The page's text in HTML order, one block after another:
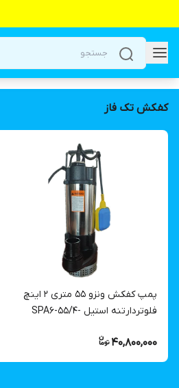
کفکش تک فاز
پمپ کفکش ونزو ۵۵ متری ۲ اینچ
فلوتردارتنه استیل SPA6-55/4-
40,800,000